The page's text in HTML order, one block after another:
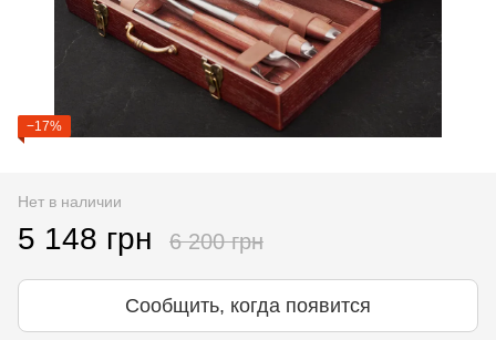
−17%
Нет в наличии
5 148 грн 6 200 грн
Сообщить, когда появится